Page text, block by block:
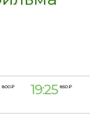
800 ₽ 19:25 850 ₽